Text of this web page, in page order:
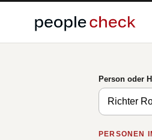
Person oder
PERSONEN